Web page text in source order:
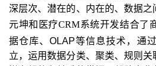
深层次、潜在的、内在的、数据
元坤和医疗CRM系统开发结合了
据仓库、OLAP等信息技术，通
立，运用数据分类、聚类、规则